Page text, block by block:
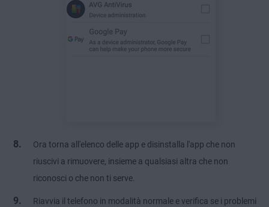
Ora torna all'elenco delle app e disinstalla l'app che non
riuscivi a rimuovere, insieme a qualsiasi altra che non
riconosci o che non ti serve.
Riavvia il telefono in modalità normale e verifica se i problemi